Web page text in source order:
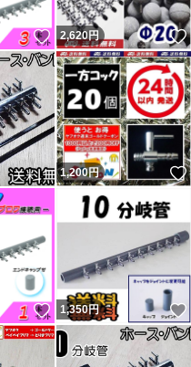
いいね！
2,620 円
1,200円
いいね！
1,350円